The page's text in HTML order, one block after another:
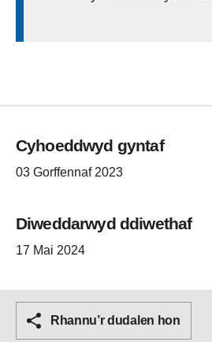
Cyhoeddwyd gyntaf
03 Gorffennaf 2023
Diweddarwyd ddiwethaf
17 Mai 2024
Rhannu’r dudalen hon